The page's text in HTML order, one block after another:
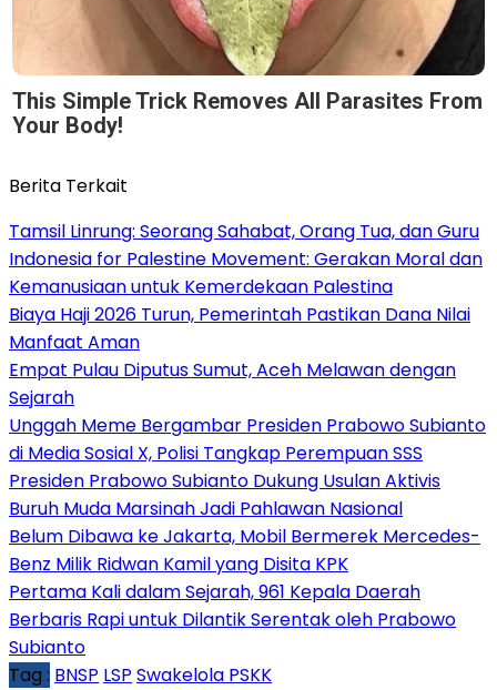
This Simple Trick Removes All Parasites From
Your Body!
Berita Terkait
Tamsil Linrung: Seorang Sahabat, Orang Tua, dan Guru
Indonesia for Palestine Movement: Gerakan Moral dan
Kemanusiaan untuk Kemerdekaan Palestina
Biaya Haji 2026 Turun, Pemerintah Pastikan Dana Nilai
Manfaat Aman
Empat Pulau Diputus Sumut, Aceh Melawan dengan
Sejarah
Unggah Meme Bergambar Presiden Prabowo Subianto
di Media Sosial X, Polisi Tangkap Perempuan SSS
Presiden Prabowo Subianto Dukung Usulan Aktivis
Buruh Muda Marsinah Jadi Pahlawan Nasional
Belum Dibawa ke Jakarta, Mobil Bermerek Mercedes-
Benz Milik Ridwan Kamil yang Disita KPK
Pertama Kali dalam Sejarah, 961 Kepala Daerah
Berbaris Rapi untuk Dilantik Serentak oleh Prabowo
Subianto
Tag : BNSP LSP Swakelola PSKK